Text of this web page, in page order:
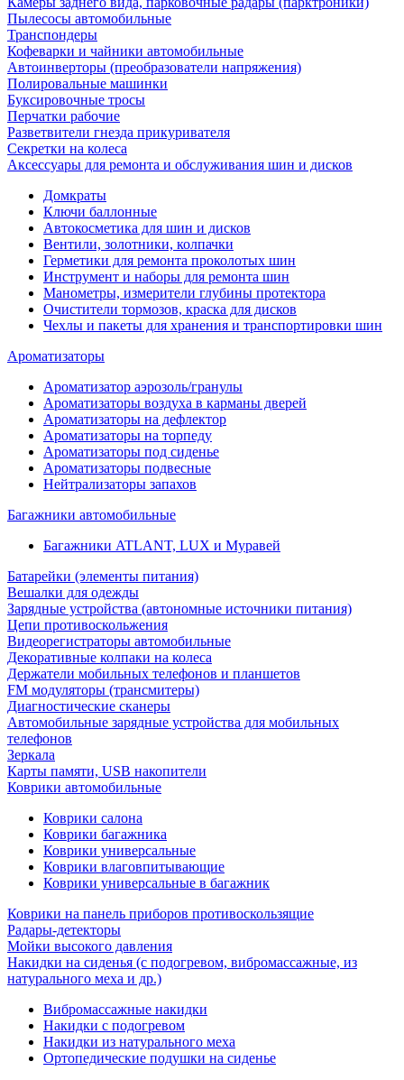
Пылесосы автомобильные
Транспондеры
Кофеварки и чайники автомобильные
Автоинверторы (преобразователи напряжения)
Полировальные машинки
Буксировочные тросы
Перчатки рабочие
Разветвители гнезда прикуривателя
Секретки на колеса
Аксессуары для ремонта и обслуживания ‎шин и дисков
Домкраты
Ключи баллонные
Автокосметика для шин и дисков
Вентили, золотники, колпачки
Герметики для ремонта проколотых шин
Инструмент и наборы для ремонта шин
Манометры, измерители глубины протектора
Очистители тормозов, краска для дисков
Чехлы и пакеты для хранения и транспортировки шин
Ароматизаторы
Ароматизатор аэрозоль/гранулы
Ароматизаторы воздуха в карманы дверей
Ароматизаторы на дефлектор
Ароматизаторы на торпеду
Ароматизаторы под сиденье
Ароматизаторы подвесные
Нейтрализаторы запахов
Багажники автомобильные
Багажники ATLANT, LUX и Муравей
Батарейки (элементы питания)
Вешалки для одежды
Зарядные устройства (автономные источники питания)
Цепи противоскольжения
Видеорегистраторы автомобильные
Декоративные колпаки на колеса
Держатели мобильных телефонов и планшетов
FM модуляторы (трансмитеры)
Диагностические сканеры
Автомобильные зарядные устройства для мобильных
телефонов
Зеркала
Карты памяти, USB накопители
Коврики автомобильные
Коврики салона
Коврики багажника
Коврики универсальные
Коврики влаговпитывающие
Коврики универсальные в багажник
Коврики на панель приборов противоскользящие
Радары-детекторы
Мойки высокого давления
Накидки на сиденья (с подогревом, вибромассажные, из
натурального меха и др.)
Вибромассажные накидки
Накидки с подогревом
Накидки из натурального меха
Ортопедические подушки на сиденье